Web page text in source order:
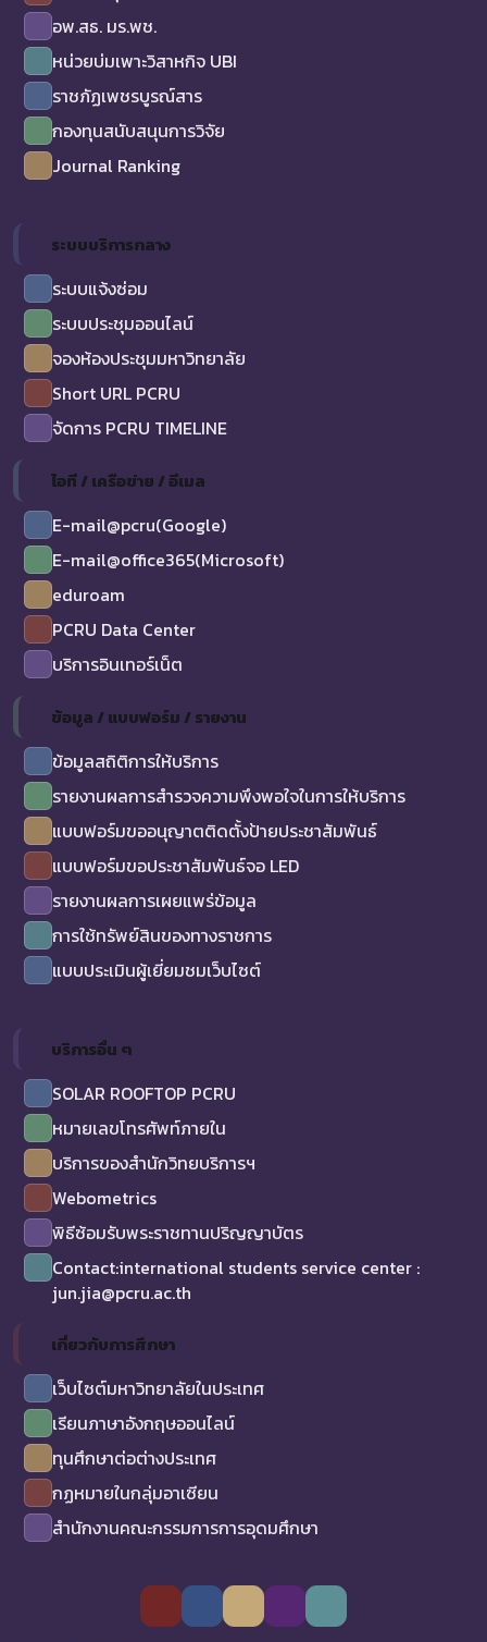
อพ.สธ. มร.พช.
หน่วยบ่มเพาะวิสาหกิจ UBI
ราชภัฏเพชรบูรณ์สาร
กองทุนสนับสนุนการวิจัย
Journal Ranking
ระบบบริการกลาง
ระบบแจ้งซ่อม
ระบบประชุมออนไลน์
จองห้องประชุมมหาวิทยาลัย
Short URL PCRU
จัดการ PCRU TIMELINE
ไอที / เครือข่าย / อีเมล
E-mail@pcru(Google)
E-mail@office365(Microsoft)
eduroam
PCRU Data Center
บริการอินเทอร์เน็ต
ข้อมูล / แบบฟอร์ม / รายงาน
ข้อมูลสถิติการให้บริการ
รายงานผลการสำรวจความพึงพอใจในการให้บริการ
แบบฟอร์มขออนุญาตติดตั้งป้ายประชาสัมพันธ์
แบบฟอร์มขอประชาสัมพันธ์จอ LED
รายงานผลการเผยแพร่ข้อมูล
การใช้ทรัพย์สินของทางราชการ
แบบประเมินผู้เยี่ยมชมเว็บไซต์
บริการอื่น ๆ
SOLAR ROOFTOP PCRU
หมายเลขโทรศัพท์ภายใน
บริการของสำนักวิทยบริการฯ
Webometrics
พิธีซ้อมรับพระราชทานปริญญาบัตร
Contact:international students service center :
jun.jia@pcru.ac.th
เกี่ยวกับการศึกษา
เว็บไซต์มหาวิทยาลัยในประเทศ
เรียนภาษาอังกฤษออนไลน์
ทุนศึกษาต่อต่างประเทศ
กฏหมายในกลุ่มอาเซียน
สำนักงานคณะกรรมการการอุดมศึกษา